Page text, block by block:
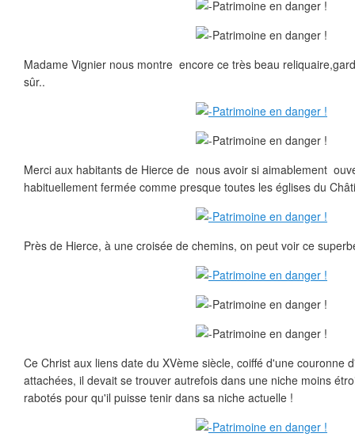
Madame Vignier nous montre encore ce très beau
sûr..
Merci aux habitants de Hierce de nous avoir si aimablement
habituellement fermée comme presque toutes les églises du
Près de Hierce, à une croisée de chemins, on peut voir ce
Ce Christ aux liens date du XVème siècle, coiffé d'une couronne
attachées, il devait se trouver autrefois dans une niche moins
rabotés pour qu'il puisse tenir dans sa niche actuelle !